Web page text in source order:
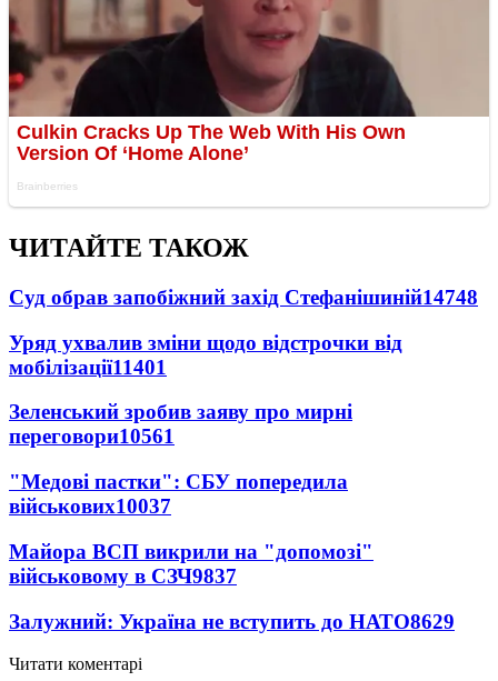
ЧИТАЙТЕ ТАКОЖ
Суд обрав запобіжний захід Стефанішиній14748
Уряд ухвалив зміни щодо відстрочки від
мобілізації11401
Зеленський зробив заяву про мирні
переговори10561
"Медові пастки": СБУ попередила
військових10037
Майора ВСП викрили на "допомозі"
військовому в СЗЧ9837
Залужний: Україна не вступить до НАТО8629
Читати коментарі